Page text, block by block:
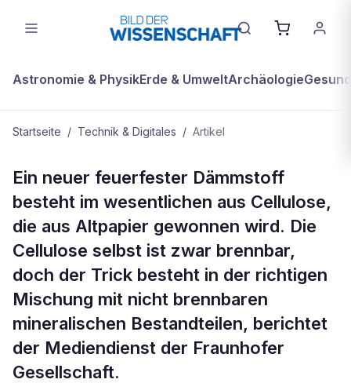
Astronomie & PhysikErde & UmweltArchäologie
Startseite / Technik & Digitales / Artikel
Feuerschutz aus Altpapier
Ein neuer feuerfester Dämmstoff
besteht im wesentlichen aus Cellulose,
die aus Altpapier gewonnen wird. Die
Cellulose selbst ist zwar brennbar,
doch der Trick besteht in der richtigen
Mischung mit nicht brennbaren
mineralischen Bestandteilen, berichtet
der Mediendienst der Fraunhofer
Gesellschaft.